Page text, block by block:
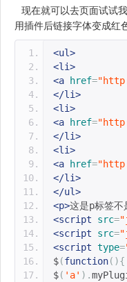
现在就可以去页面试试
用插件后链接字体变成红色
<ul>
<li>
<a
href=
</li>
<li>
<a
href=
</li>
<li>
<a
href=
</li>
</ul>
<p>这是p标签不
<script
src=
<script
src=
<script type=
$(function(){
$( 'a' ).